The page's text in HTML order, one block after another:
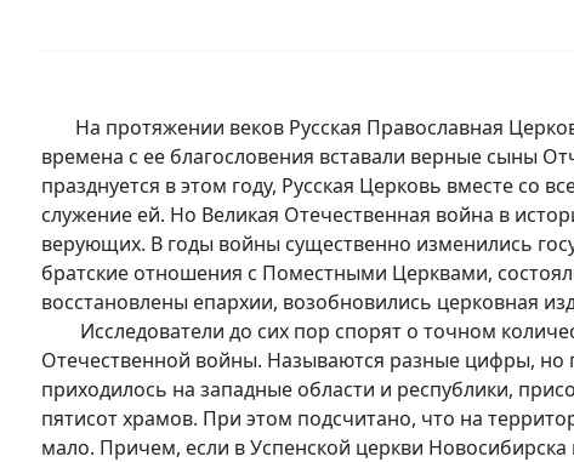
На протяжении веков Русская Православная
времена с ее благословения вставали верные сыны
празднуется в этом году, Русская Церковь вместе
служение ей. Но Великая Отечественная война в
верующих. В годы войны существенно изменились
братские отношения с Поместными Церквами,
восстановлены епархии, возобновились церковная
Исследователи до сих пор спорят о точном
Отечественной войны. Называются разные цифры, но
приходилось на западные области и республики,
пятисот храмов. При этом подсчитано, что на
мало. Причем, если в Успенской церкви